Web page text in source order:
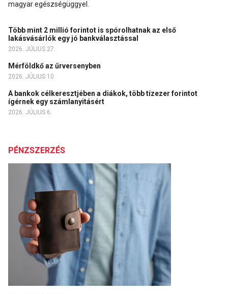
magyar egészségüggyel.
Több mint 2 millió forintot is spórolhatnak az első
lakásvásárlók egy jó bankválasztással
2026. JÚLIUS 27.
Mérföldkő az űrversenyben
2026. JÚLIUS 10.
A bankok célkeresztjében a diákok, több tízezer forintot
ígérnek egy számlanyitásért
2026. JÚLIUS 6.
PÉNZSZERZÉS